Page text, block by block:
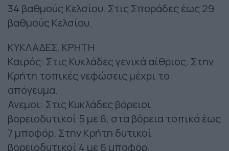
34 βαθμούς Κελσίου. Στις Σποράδες έως 29
βαθμούς Κελσίου.
ΚΥΚΛΑΔΕΣ, ΚΡΗΤΗ
Καιρός: Στις Κυκλάδες γενικά αίθριος. Στην
Κρήτη τοπικές νεφώσεις μέχρι το
απόγευμα.
Ανεμοι: Στις Κυκλάδες βόρειοι
βορειοδυτικοί 5 με 6, στα βόρεια τοπικά έως
7 μποφόρ. Στην Κρήτη δυτικοί
βορειοδυτικοί 4 με 6 μποφόρ.